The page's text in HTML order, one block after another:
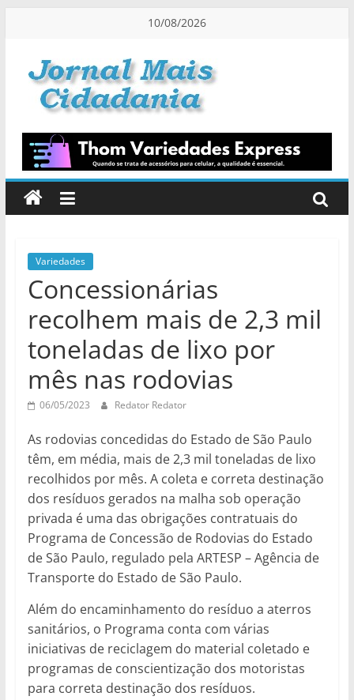
conteúdo
10/08/2026
Jornal
Mais
Cidadania
Medida
Certa!
Variedades
Concessionárias
recolhem mais de 2,3 mil
toneladas de lixo por
mês nas rodovias
06/05/2023 Redator Redator
As rodovias concedidas do Estado de São Paulo
têm, em média, mais de 2,3 mil toneladas de lixo
recolhidos por mês. A coleta e correta destinação
dos resíduos gerados na malha sob operação
privada é uma das obrigações contratuais do
Programa de Concessão de Rodovias do Estado
de São Paulo, regulado pela ARTESP – Agência de
Transporte do Estado de São Paulo.
Além do encaminhamento do resíduo a aterros
sanitários, o Programa conta com várias
iniciativas de reciclagem do material coletado e
programas de conscientização dos motoristas
para correta destinação dos resíduos.